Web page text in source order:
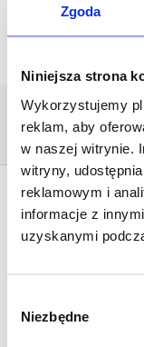
Zgoda
Niniejsza strona
Wykorzystujemy
reklam, aby
w naszej witrynie.
witryny,
reklamowym i
informacje z
uzyskanymi
zgody
Niezbędne
Home /